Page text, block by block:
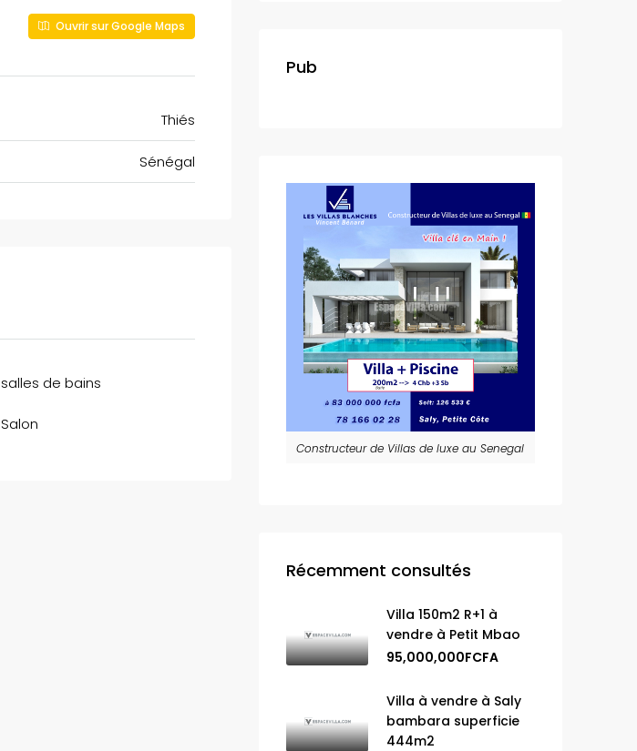
Ouvrir sur Google Maps
Thiés
Sénégal
salles de bains
Salon
Pub
Constructeur de Villas de luxe au Senegal
Récemment consultés
Villa 150m2 R+1 à
vendre à Petit Mbao
95,000,000FCFA
Villa à vendre à Saly
bambara superficie
444m2